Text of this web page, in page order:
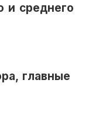
и среднего
главные